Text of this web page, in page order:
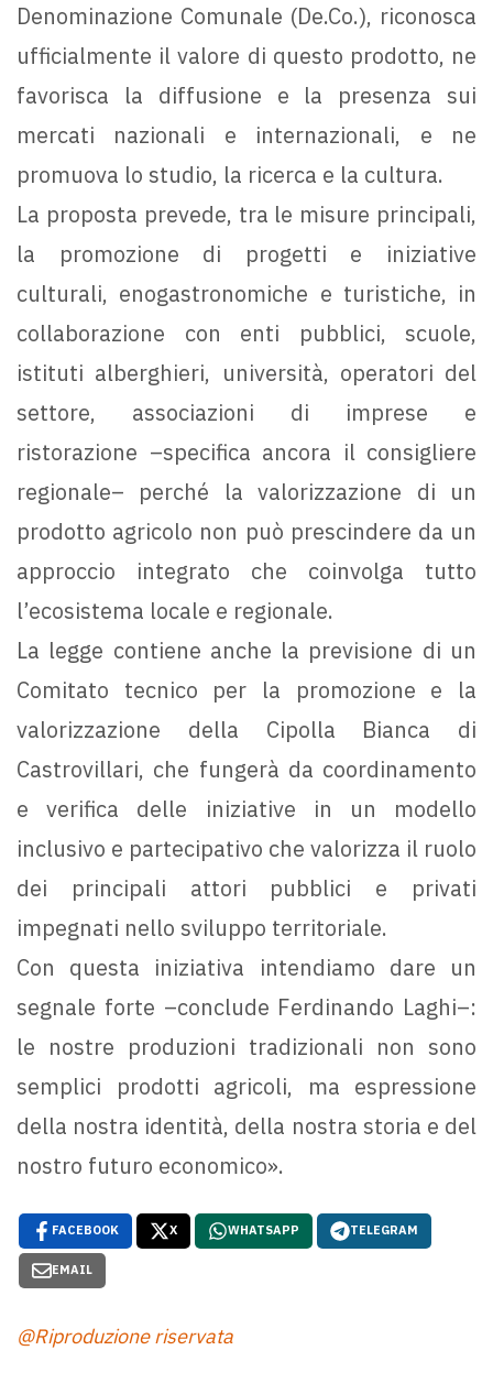
Denominazione Comunale (De.Co.), riconosca
ufficialmente il valore di questo prodotto, ne
favorisca la diffusione e la presenza sui
mercati nazionali e internazionali, e ne
promuova lo studio, la ricerca e la cultura.
La proposta prevede, tra le misure principali,
la promozione di progetti e iniziative
culturali, enogastronomiche e turistiche, in
collaborazione con enti pubblici, scuole,
istituti alberghieri, università, operatori del
settore, associazioni di imprese e
ristorazione –specifica ancora il consigliere
regionale– perché la valorizzazione di un
prodotto agricolo non può prescindere da un
approccio integrato che coinvolga tutto
l’ecosistema locale e regionale.
La legge contiene anche la previsione di un
Comitato tecnico per la promozione e la
valorizzazione della Cipolla Bianca di
Castrovillari, che fungerà da coordinamento
e verifica delle iniziative in un modello
inclusivo e partecipativo che valorizza il ruolo
dei principali attori pubblici e privati
impegnati nello sviluppo territoriale.
Con questa iniziativa intendiamo dare un
segnale forte –conclude Ferdinando Laghi–:
le nostre produzioni tradizionali non sono
semplici prodotti agricoli, ma espressione
della nostra identità, della nostra storia e del
nostro futuro economico».
FACEBOOK X WHATSAPP TELEGRAM
EMAIL
@Riproduzione riservata